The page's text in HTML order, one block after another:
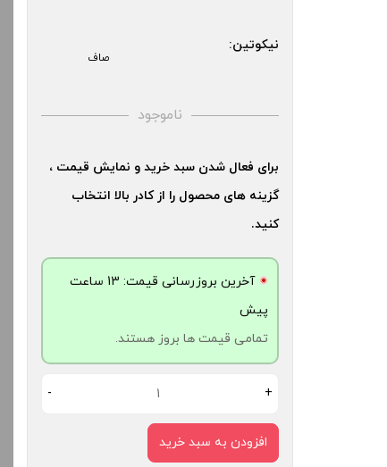
-
نیکوتین:
صاف
ناموجود
برای فعال شدن سبد خرید و نمایش قیمت ،
گزینه های محصول را از کادر بالا انتخاب
کنید.
آخرین بروزرسانی قیمت: 13 ساعت
پیش
تمامی قیمت ها بروز هستند.
- +
افزودن به سبد خرید